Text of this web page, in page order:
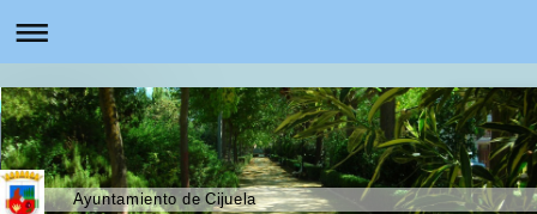
Ayuntamiento de Cijuela